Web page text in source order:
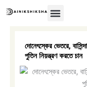
to
দোনেৎস্কের ভেতরে,
পুতিন নিয়ন্ত্রণ করতে চান